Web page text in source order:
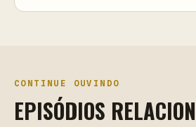
CONTINUE OUVINDO
EPISÓDIOS